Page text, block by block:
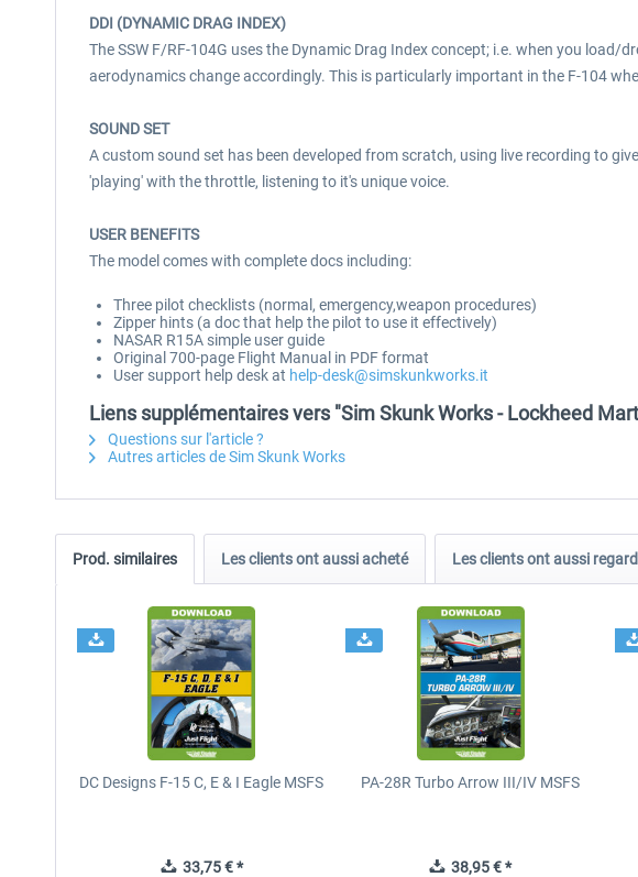
DDI (DYNAMIC DRAG INDEX)
The SSW F/RF-104G uses the Dynamic Drag Index concept; i.e. when you
aerodynamics change accordingly. This is particularly important in the F-104
SOUND SET
A custom sound set has been developed from scratch, using live recording to
'playing' with the throttle, listening to it's unique voice.
USER BENEFITS
The model comes with complete docs including:
Three pilot checklists (normal, emergency,weapon procedures)
Zipper hints (a doc that help the pilot to use it effectively)
NASAR R15A simple user guide
Original 700-page Flight Manual in PDF format
User support help desk at help-desk@simskunkworks.it
Liens supplémentaires vers "Sim Skunk Works - Lockheed
Questions sur l'article ?
Autres articles de Sim Skunk Works
Prod. similaires Les clients ont aussi acheté Les clients ont aussi
DC Designs F-15 C, E & I Eagle MSFS
33,75 € *
PA-28R Turbo Arrow III/IV MSFS
38,95 € *